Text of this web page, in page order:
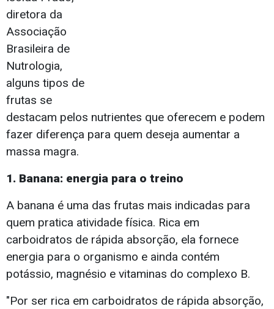
diretora da
Associação
Brasileira de
Nutrologia,
alguns tipos de
frutas se
destacam pelos nutrientes que oferecem e podem
fazer diferença para quem deseja aumentar a
massa magra.
1. Banana: energia para o treino
A banana é uma das frutas mais indicadas para
quem pratica atividade física. Rica em
carboidratos de rápida absorção, ela fornece
energia para o organismo e ainda contém
potássio, magnésio e vitaminas do complexo B.
"Por ser rica em carboidratos de rápida absorção,